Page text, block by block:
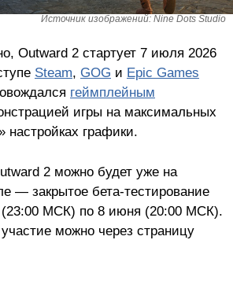
Источник изображений: Nine Dots Studio
Outward 2 стартует 7 июля 2026
Steam, GOG и Epic Games
геймплейным
игры на максимальных
настройках графики.
2 можно будет уже на
— закрытое бета-тестирование
(23:00 МСК) по 8 июня (20:00 МСК).
можно через страницу